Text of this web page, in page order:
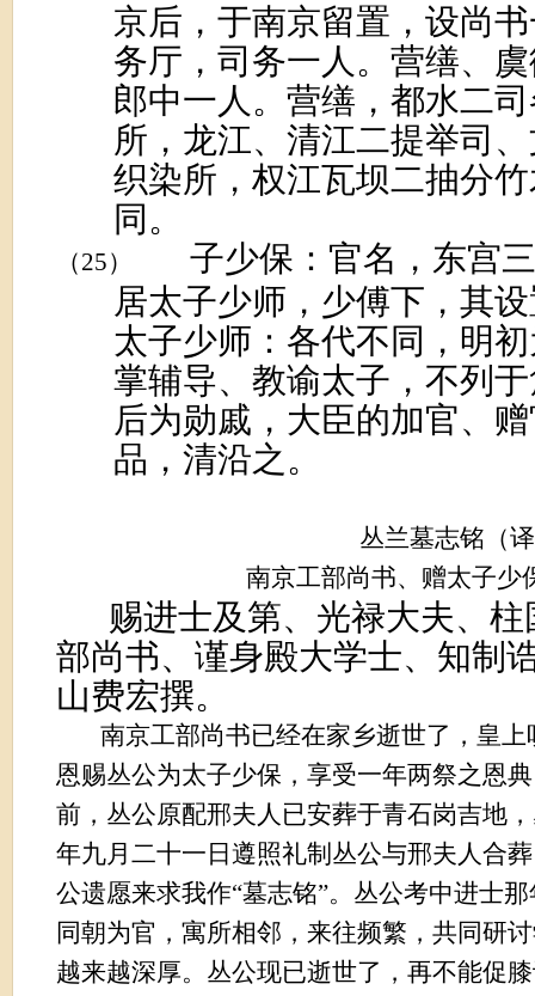
京后，于南京留置，设尚
务厅，司务一人。营缮、
郎中一人。营缮，都水二
所，龙江、清江二提举司
织染所，权江瓦坝二抽分
同。
（25）
子少保：官名，东宫
居太子少师，少傅下，其
太子少师：各代不同，明
掌辅导、教谕太子，不列
后为勋戚，大臣的加官、
品，清沿之。
丛兰墓志铭（
南京工部尚书、赠太子少
赐进士及第、光禄大夫、
部尚书、谨身殿大学士、知制
山费宏撰。
南京工部尚书已经在家乡逝世了，皇
恩赐丛公为太子少保，享受一年两祭之恩
前，丛公原配邢夫人已安葬于青石岗吉地
年九月二十一日遵照礼制丛公与邢夫人合
公遗愿来求我作“墓志铭”。丛公考中进士
同朝为官，寓所相邻，来往频繁，共同研
越来越深厚。丛公现已逝世了，再不能促